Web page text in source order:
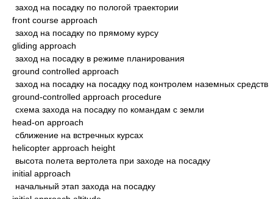
заход на посадку по пологой траектории
front course approach
заход на посадку по прямому курсу
gliding approach
заход на посадку в режиме планирования
ground controlled approach
заход на посадку на посадку под контролем наземных средств
ground-controlled approach procedure
схема захода на посадку по командам с земли
head-on approach
сближение на встречных курсах
helicopter approach height
высота полета вертолета при заходе на посадку
initial approach
начальный этап захода на посадку